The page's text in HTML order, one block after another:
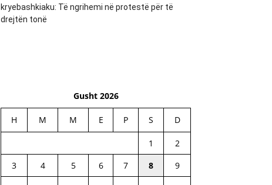
kryebashkiaku: Të ngrihemi në protestë për të
drejtën tonë
Gusht 2026
H M M E P S D
1
2
3
4 5 6 7 8
9